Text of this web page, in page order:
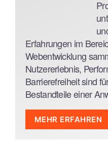
SPAs, Micro-
Microservices &
(SaaS)
RESTful APIs
Flux
API-Design
Tools und
Erfahrungen im
Webentwicklung
Nutzererlebnis,
Barrierefreiheit sind
Bestandteile einer
MEHR ERFAHREN